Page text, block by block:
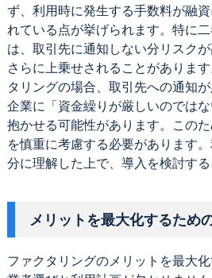
ず、利用時に発生する手数料が融
れている点が挙げられます。特に
は、取引先に通知しない分リスク
さらに上乗せされることがありま
タリングの場合、取引先への通知
企業に「資金繰りが厳しいのでは
抱かせる可能性があります。この
を慎重に考慮する必要があります
分に理解した上で、導入を検討する
メリットを最大化するため
ファクタリングのメリットを最大